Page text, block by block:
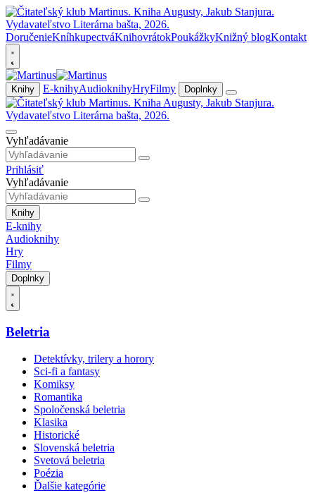
DoručenieKníhkupectváKnihovrátokPoukážkyKnižný blogKontakt
Knihy E-knihyAudioknihyHryFilmy Doplnky
Vyhľadávanie
Prihlásiť
Vyhľadávanie
Knihy
E-knihy
Audioknihy
Hry
Filmy
Doplnky
Beletria
Detektívky, trilery a horory
Sci-fi a fantasy
Komiksy
Romantika
Spoločenská beletria
Klasika
Historické
Slovenská beletria
Svetová beletria
Poézia
Ďalšie kategórie